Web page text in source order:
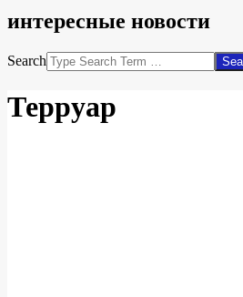
интересные новости
Search
Терруар